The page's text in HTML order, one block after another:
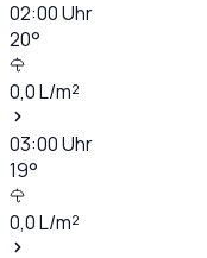
02:00Uhr
20°
0,0L/m²
03:00Uhr
19°
0,0L/m²